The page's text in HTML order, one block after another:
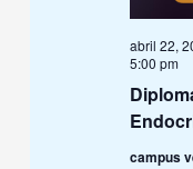
abril 22,
5:00 pm
campus